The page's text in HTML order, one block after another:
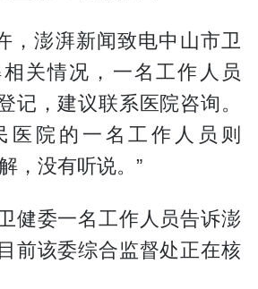
，澎湃新闻致电中山市卫
关情况，一名工作人员
记，建议联系医院咨询。
医院的一名工作人员则
，没有听说。”
健委一名工作人员告诉澎
前该委综合监督处正在核